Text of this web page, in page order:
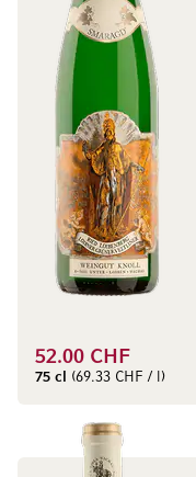
52.00 CHF
75 cl (69.33 CHF / l)